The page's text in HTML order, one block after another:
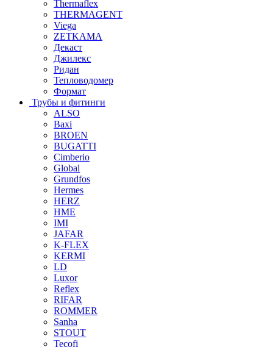
Thermaflex
THERMAGENT
Viega
ZETKAMA
Декаст
Джилекс
Ридан
Тепловодомер
Формат
Трубы и фитинги
ALSO
Baxi
BROEN
BUGATTI
Cimberio
Global
Grundfos
Hermes
HERZ
HME
IMI
JAFAR
K-FLEX
KERMI
LD
Luxor
Reflex
RIFAR
ROMMER
Sanha
STOUT
Tecofi